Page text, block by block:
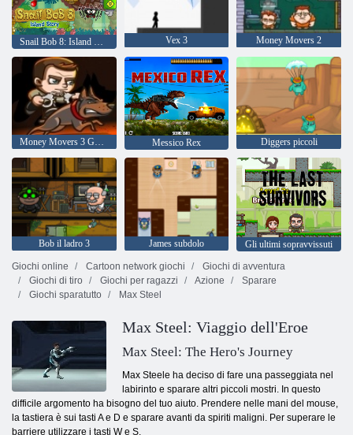
Vex 3 Money Movers 2
Money Movers 3 Guard Duty Messico Rex Diggers piccoli
Bob il ladro 3 James subdolo
Gli ultimi sopravvissuti
Giochi online
Cartoon network giochi
Giochi di avventura
Giochi di tiro
Giochi per ragazzi Azione
Sparare
Giochi sparatutto
Max Steel
Max Steel: Viaggio dell'Eroe
Max Steel: The Hero's Journey
Max Steele ha deciso di fare una passeggiata nel
labirinto e sparare altri piccoli mostri. In questo
difficile argomento ha bisogno del tuo aiuto. Prendere nelle mani del mouse,
la tastiera è sui tasti A e D e sparare avanti da spiriti maligni. Per superare le
barriere utilizzare i tasti W e S.